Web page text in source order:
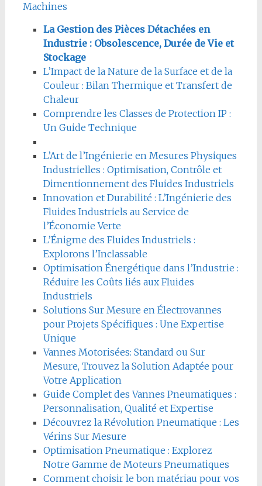
Machines
La Gestion des Pièces Détachées en
Industrie : Obsolescence, Durée de Vie et
Stockage
L’Impact de la Nature de la Surface et de la
Couleur : Bilan Thermique et Transfert de
Chaleur
Comprendre les Classes de Protection IP :
Un Guide Technique
L’Art de l’Ingénierie en Mesures Physiques
Industrielles : Optimisation, Contrôle et
Dimentionnement des Fluides Industriels
Innovation et Durabilité : L’Ingénierie des
Fluides Industriels au Service de
l’Économie Verte
L’Énigme des Fluides Industriels :
Explorons l’Inclassable
Optimisation Énergétique dans l’Industrie :
Réduire les Coûts liés aux Fluides
Industriels
Solutions Sur Mesure en Électrovannes
pour Projets Spécifiques : Une Expertise
Unique
Vannes Motorisées: Standard ou Sur
Mesure, Trouvez la Solution Adaptée pour
Votre Application
Guide Complet des Vannes Pneumatiques :
Personnalisation, Qualité et Expertise
Découvrez la Révolution Pneumatique : Les
Vérins Sur Mesure
Optimisation Pneumatique : Explorez
Notre Gamme de Moteurs Pneumatiques
Comment choisir le bon matériau pour vos